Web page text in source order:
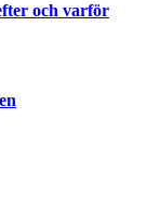
och varför